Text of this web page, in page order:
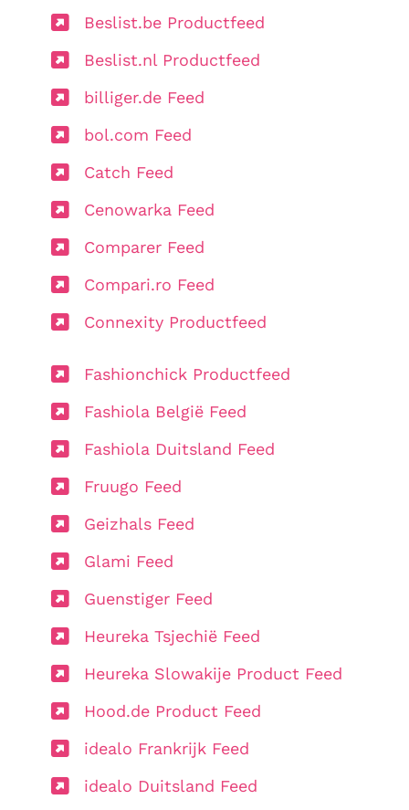
Beslist.be Productfeed
Beslist.nl Productfeed
billiger.de Feed
bol.com Feed
Catch Feed
Cenowarka Feed
Comparer Feed
Compari.ro Feed
Connexity Productfeed
Fashionchick Productfeed
Fashiola België Feed
Fashiola Duitsland Feed
Fruugo Feed
Geizhals Feed
Glami Feed
Guenstiger Feed
Heureka Tsjechië Feed
Heureka Slowakije Product Feed
Hood.de Product Feed
idealo Frankrijk Feed
idealo Duitsland Feed